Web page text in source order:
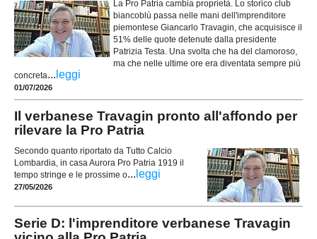
La Pro Patria cambia proprietà. Lo storico club
biancoblù passa nelle mani dell'imprenditore
piemontese Giancarlo Travagin, che acquisisce il
51% delle quote detenute dalla presidente
Patrizia Testa. Una svolta che ha del clamoroso,
ma che nelle ultime ore era diventata sempre più
concreta... leggi
01/07/2026
Il verbanese Travagin pronto all'affondo per
rilevare la Pro Patria
Secondo quanto riportato da Tutto Calcio
Lombardia, in casa Aurora Pro Patria 1919 il
tempo stringe e le prossime o... leggi
27/05/2026
Serie D: l'imprenditore verbanese Travagin